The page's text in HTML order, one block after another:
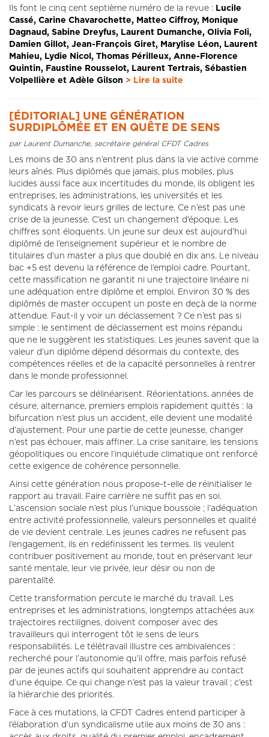
Ils font le cinq cent septième numéro de la revue : Lucile
Cassé, Carine Chavarochette, Matteo Ciffroy, Monique
Dagnaud, Sabine Dreyfus, Laurent Dumanche, Olivia Foli,
Damien Gillot, Jean-François Giret, Marylise Léon, Laurent
Mahieu, Lydie Nicol, Thomas Périlleux, Anne-Florence
Quintin, Faustine Rousselot, Laurent Tertrais, Sébastien
Volpellière et Adèle Gilson > Lire la suite
[ÉDITORIAL] UNE GÉNÉRATION
SURDIPLÔMÉE ET EN QUÊTE DE SENS
par Laurent Dumanche, secrétaire général CFDT Cadres
Les moins de 30 ans n’entrent plus dans la vie active comme
leurs aînés. Plus diplômés que jamais, plus mobiles, plus
lucides aussi face aux incertitudes du monde, ils obligent les
entreprises, les administrations, les universités et les
syndicats à revoir leurs grilles de lecture. Ce n’est pas une
crise de la jeunesse. C’est un changement d’époque. Les
chiffres sont éloquents. Un jeune sur deux est aujourd’hui
diplômé de l’enseignement supérieur et le nombre de
titulaires d’un master a plus que doublé en dix ans. Le niveau
bac +5 est devenu la référence de l’emploi cadre. Pourtant,
cette massification ne garantit ni une trajectoire linéaire ni
une adéquation entre diplôme et emploi. Environ 30 % des
diplômés de master occupent un poste en deçà de la norme
attendue. Faut-il y voir un déclassement ? Ce n’est pas si
simple : le sentiment de déclassement est moins répandu
que ne le suggèrent les statistiques. Les jeunes savent que la
valeur d’un diplôme dépend désormais du contexte, des
compétences réelles et de la capacité personnelles à rentrer
dans le monde professionnel.
Car les parcours se délinéarisent. Réorientations, années de
césure, alternance, premiers emplois rapidement quittés : la
bifurcation n’est plus un accident, elle devient une modalité
d’ajustement. Pour une partie de cette jeunesse, changer
n’est pas échouer, mais affiner. La crise sanitaire, les tensions
géopolitiques ou encore l’inquiétude climatique ont renforcé
cette exigence de cohérence personnelle.
Ainsi cette génération nous propose-t-elle de réinitialiser le
rapport au travail. Faire carrière ne suffit pas en soi.
L’ascension sociale n’est plus l’unique boussole ; l’adéquation
entre activité professionnelle, valeurs personnelles et qualité
de vie devient centrale. Les jeunes cadres ne refusent pas
l’engagement, ils en redéfinissent les termes. Ils veulent
contribuer positivement au monde, tout en préservant leur
santé mentale, leur vie privée, leur désir ou non de
parentalité.
Cette transformation percute le marché du travail. Les
entreprises et les administrations, longtemps attachées aux
trajectoires rectilignes, doivent composer avec des
travailleurs qui interrogent tôt le sens de leurs
responsabilités. Le télétravail illustre ces ambivalences :
recherché pour l’autonomie qu’il offre, mais parfois refusé
par de jeunes actifs qui souhaitent apprendre au contact
d’une équipe. Ce qui change n’est pas la valeur travail ; c’est
la hiérarchie des priorités.
Face à ces mutations, la CFDT Cadres entend participer à
l’élaboration d’un syndicalisme utile aux moins de 30 ans :